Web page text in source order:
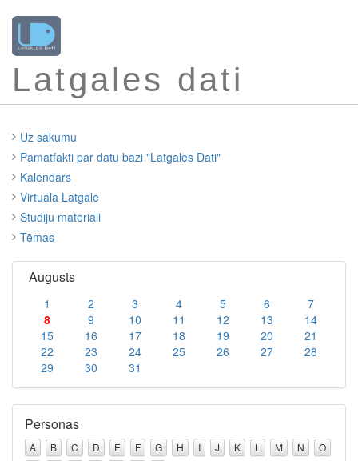
Latgales dati
Uz sākumu
Pamatfakti par datu bāzi "Latgales Dati"
Kalendārs
Virtuālā Latgale
Studiju materiāli
Tēmas
Augusts
1 2 3 4 5 6
7
8
9 10 11 12 13
14
15
16 17 18 19 20
21
22
23 24 25 26 27
28
29
30 31
Personas
A B C D E F G H I J K L M N
O